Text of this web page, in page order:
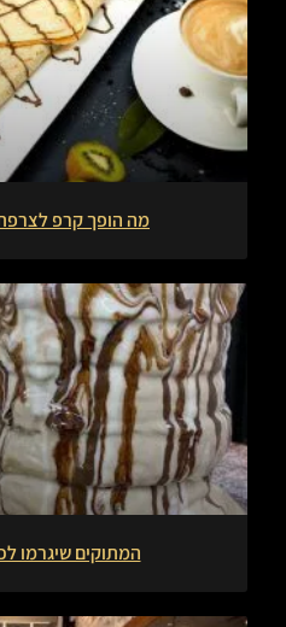
מה הופך קרפ
המתוקים שיגרמו